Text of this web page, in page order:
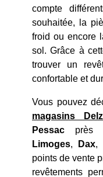
compte
souhaitée, la
froid ou encore
sol. Grâce à
trouver un
confortable et
Vous pouvez
magasins
Pessac près
Limoges, Dax,
points de vente
revêtements